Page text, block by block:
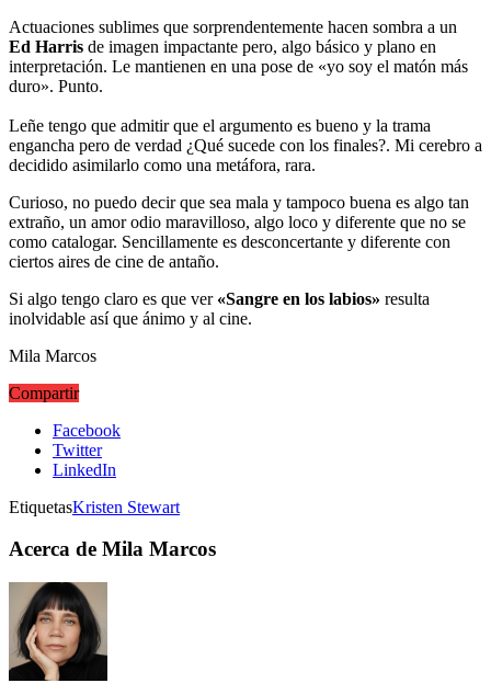
Actuaciones sublimes que sorprendentemente hacen sombra a un
Ed Harris de imagen impactante pero, algo básico y plano en
interpretación. Le mantienen en una pose de «yo soy el matón más
duro». Punto.
Leñe tengo que admitir que el argumento es bueno y la trama
engancha pero de verdad ¿Qué sucede con los finales?. Mi cerebro a
decidido asimilarlo como una metáfora, rara.
Curioso, no puedo decir que sea mala y tampoco buena es algo tan
extraño, un amor odio maravilloso, algo loco y diferente que no se
como catalogar. Sencillamente es desconcertante y diferente con
ciertos aires de cine de antaño.
Si algo tengo claro es que ver «Sangre en los labios» resulta
inolvidable así que ánimo y al cine.
Mila Marcos
Compartir
Facebook
Twitter
LinkedIn
EtiquetasKristen Stewart
Acerca de Mila Marcos